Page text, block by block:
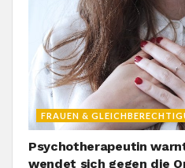
FRAUEN &
Psychotherapeutin
wendet sich gegen die